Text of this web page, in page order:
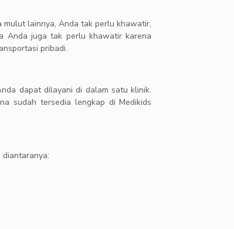
mulut lainnya, Anda tak perlu khawatir,
Anda juga tak perlu khawatir karena
pribadi.
dapat dilayani di dalam satu klinik.
sudah tersedia lengkap di Medikids